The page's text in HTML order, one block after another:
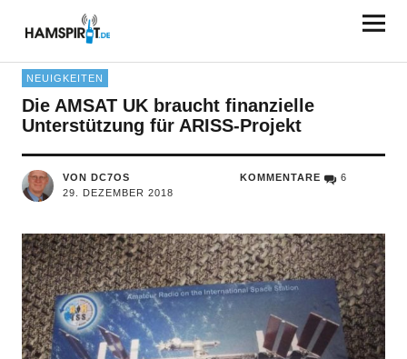
HAMSPIRIT.DE
NEUIGKEITEN
Die AMSAT UK braucht finanzielle
Unterstützung für ARISS-Projekt
VON DC7OS
29. DEZEMBER 2018
KOMMENTARE 6